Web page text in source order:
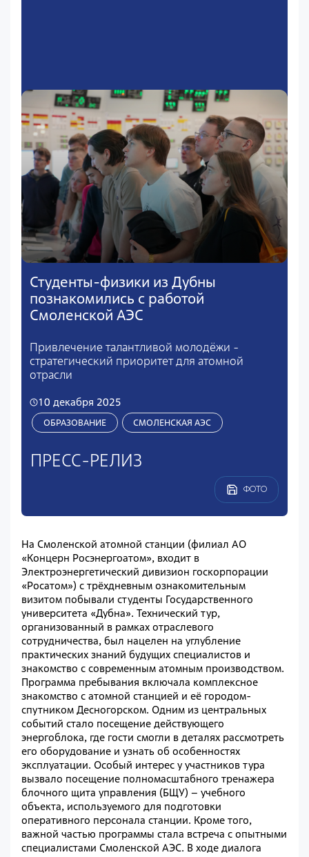
Студенты-физики из Дубны
познакомились с работой
Смоленской АЭС
Привлечение талантливой молодёжи -
стратегический приоритет для атомной
отрасли
10 декабря 2025
ОБРАЗОВАНИЕ СМОЛЕНСКАЯ АЭС
ПРЕСС-РЕЛИЗ
ФОТО
На Смоленской атомной станции (филиал АО
«Концерн Росэнергоатом», входит в
Электроэнергетический дивизион госкорпорации
«Росатом») с трёхдневным ознакомительным
визитом побывали студенты Государственного
университета «Дубна». Технический тур,
организованный в рамках отраслевого
сотрудничества, был нацелен на углубление
практических знаний будущих специалистов и
знакомство с современным атомным производством.
Программа пребывания включала комплексное
знакомство с атомной станцией и её городом-
спутником Десногорском. Одним из центральных
событий стало посещение действующего
энергоблока, где гости смогли в деталях рассмотреть
его оборудование и узнать об особенностях
эксплуатации. Особый интерес у участников тура
вызвало посещение полномасштабного тренажера
блочного щита управления (БЩУ) – учебного
объекта, используемого для подготовки
оперативного персонала станции. Кроме того,
важной частью программы стала встреча с опытными
специалистами Смоленской АЭС. В ходе диалога